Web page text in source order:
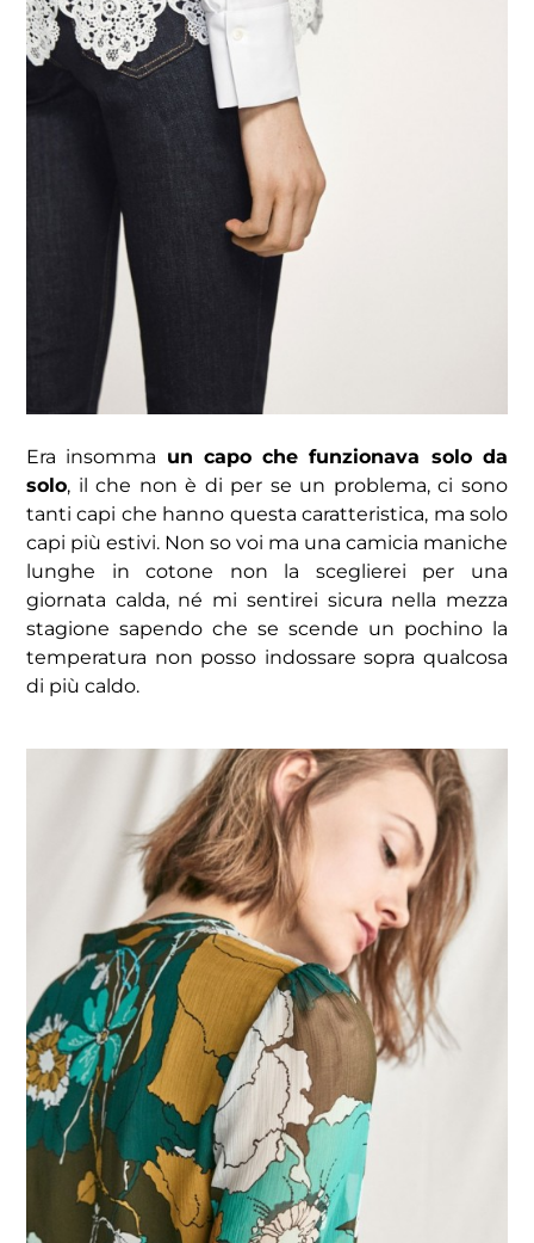
Era insomma un capo che funzionava solo da
solo, il che non è di per se un problema, ci sono
tanti capi che hanno questa caratteristica, ma solo
capi più estivi. Non so voi ma una camicia maniche
lunghe in cotone non la sceglierei per una
giornata calda, né mi sentirei sicura nella mezza
stagione sapendo che se scende un pochino la
temperatura non posso indossare sopra qualcosa
di più caldo.